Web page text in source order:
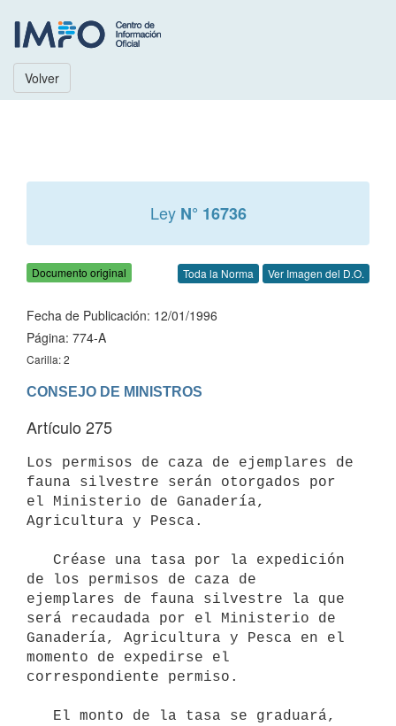
Volver
Ley N° 16736
Documento original Toda la Norma Ver Imagen del D.O.
Fecha de Publicación: 12/01/1996
Página: 774-A
Carilla: 2
Artículo 275
Los permisos de caza de ejemplares de
fauna silvestre serán otorgados por
el Ministerio de Ganadería,
Agricultura y Pesca.
de los permisos de caza de
ejemplares de fauna silvestre la que
será recaudada por el Ministerio de
Ganadería, Agricultura y Pesca en el
momento de expedirse el
correspondiente permiso.